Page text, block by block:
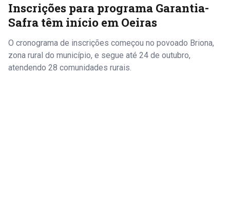
Inscrições para programa Garantia-
Safra têm início em Oeiras
O cronograma de inscrições começou no povoado Briona,
zona rural do município, e segue até 24 de outubro,
atendendo 28 comunidades rurais.